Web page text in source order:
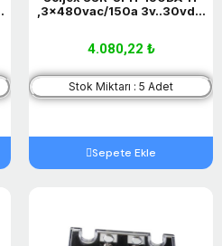
,3x480vac/150a 3v..30vdc
4.080,22 ₺
Stok Miktarı : 5 Adet
Sepete Ekle